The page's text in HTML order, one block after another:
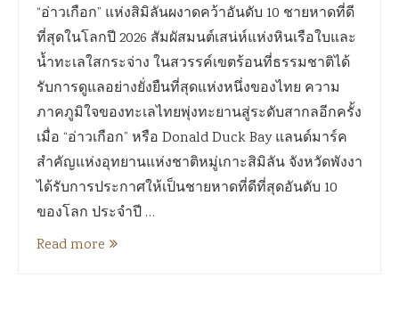
“อ่าวเกือก” แห่งสิมิลันผงาดคว้าอันดับ 10 ชายหาดที่ดี
ที่สุดในโลกปี 2026 สัมผัสมนต์เสน่ห์แห่งหินเรือใบและ
น้ำทะเลใสกระจ่าง ในสวรรค์เขตร้อนที่ธรรมชาติได้
รับการดูแลอย่างยั่งยืนที่สุดแห่งหนึ่งของไทย ความ
ภาคภูมิใจของทะเลไทยพุ่งทะยานสู่ระดับสากลอีกครั้ง
เมื่อ “อ่าวเกือก” หรือ Donald Duck Bay แลนด์มาร์ค
สำคัญแห่งอุทยานแห่งชาติหมู่เกาะสิมิลัน จังหวัดพังงา
ได้รับการประกาศให้เป็นชายหาดที่ดีที่สุดอันดับ 10
ของโลก ประจำปี …
Read more